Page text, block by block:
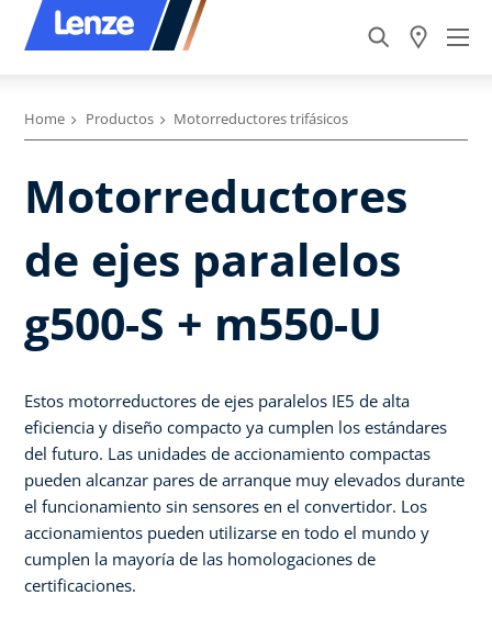
Home Productos Motorreductores trifásicos
Motorreductores
de ejes paralelos
g500-S + m550-U
Estos motorreductores de ejes paralelos IE5 de alta
eficiencia y diseño compacto ya cumplen los estándares
del futuro. Las unidades de accionamiento compactas
pueden alcanzar pares de arranque muy elevados durante
el funcionamiento sin sensores en el convertidor. Los
accionamientos pueden utilizarse en todo el mundo y
cumplen la mayoría de las homologaciones de
certificaciones.